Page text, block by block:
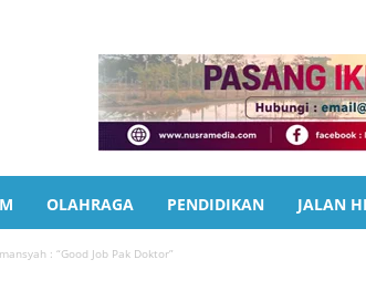
OLAHRAGA PENDIDIKAN JALAN
: “Good Job Pak Doktor”